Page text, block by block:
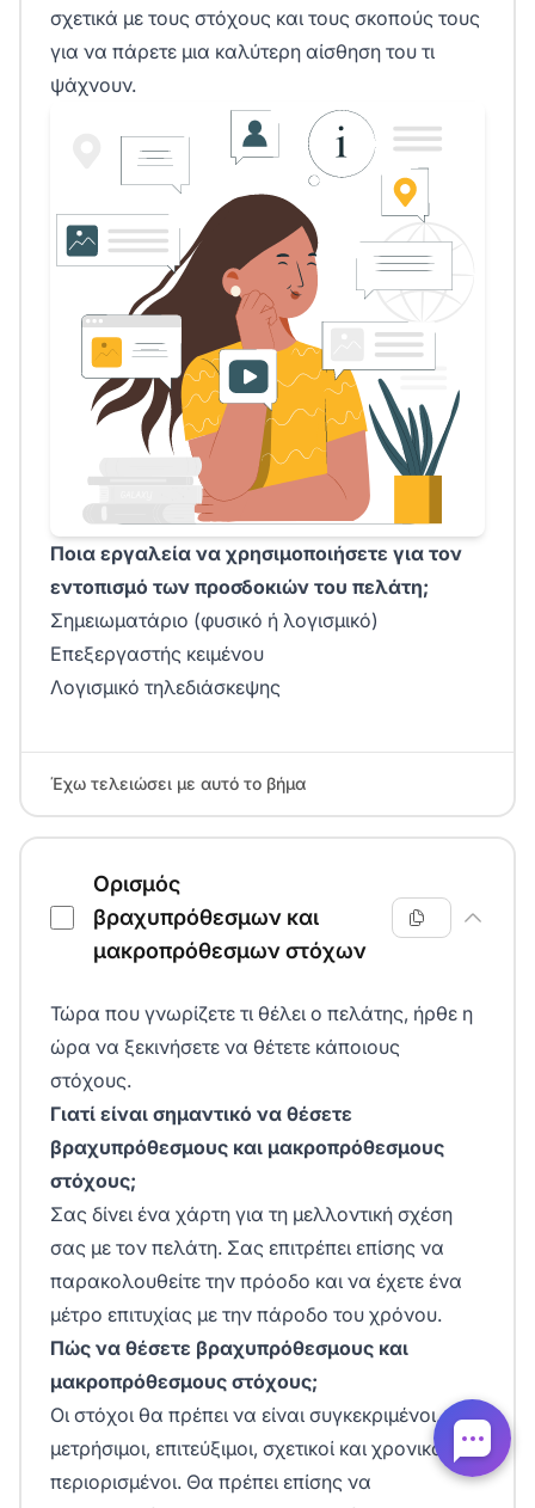
σχετικά με τους στόχους και τους σκοπούς τους
για να πάρετε μια καλύτερη αίσθηση του τι
ψάχνουν.
Ποια εργαλεία να χρησιμοποιήσετε για τον
εντοπισμό των προσδοκιών του πελάτη;
Σημειωματάριο (φυσικό ή λογισμικό)
Επεξεργαστής κειμένου
Λογισμικό τηλεδιάσκεψης
Έχω τελειώσει με αυτό το βήμα
Ορισμός
βραχυπρόθεσμων και
μακροπρόθεσμων στόχων
Τώρα που γνωρίζετε τι θέλει ο πελάτης, ήρθε η
ώρα να ξεκινήσετε να θέτετε κάποιους
στόχους.
Γιατί είναι σημαντικό να θέσετε
βραχυπρόθεσμους και μακροπρόθεσμους
στόχους;
Σας δίνει ένα χάρτη για τη μελλοντική σχέση
σας με τον πελάτη. Σας επιτρέπει επίσης να
παρακολουθείτε την πρόοδο και να έχετε ένα
μέτρο επιτυχίας με την πάροδο του χρόνου.
Πώς να θέσετε βραχυπρόθεσμους και
μακροπρόθεσμους στόχους;
Οι στόχοι θα πρέπει να είναι συγκεκριμένοι,
μετρήσιμοι, επιτεύξιμοι, σχετικοί και χρονικά
περιορισμένοι. Θα πρέπει επίσης να